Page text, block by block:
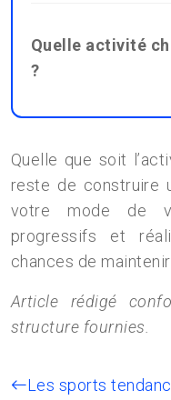
Quelle activité
?
Quelle que soit
reste de construire
votre mode de
progressifs et
chances de
Article rédigé
structure fournies.
Les sports